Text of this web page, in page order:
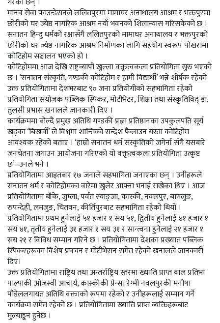
मानव सेवा फाउन्डेसनले ललितपुरमा मामाघर अनाथालय आश्रम र भक्तपुरमा
छोरीको घर ज्येष्ठ नागरिक आश्रम नयाँ भवनको शिलान्यास गरिसकेको छ ।
सनातन हिन्दु धर्मको रक्षासँगै ललितपुरको मामाघर अनाथालय र भक्तपुरको
छोरीको घर ज्येष्ठ नागरिक आश्रम निर्माणका लागि सहयोग स्वरूप पोखरामा
कोटिहोम सञ्चालन भएको हो ।
कोटिहोममा आज देखि राष्ट्रव्यापी खुल्ला वक्तृत्वकला प्रतियोगिता सुरु भएको
छ । ‘सनातन संस्कृति, गण्डकी कोटिहोम र हामी विद्यार्थी’ भन्ने शीर्षक रहेको
उक्त प्रतियोगितामा देशभरबाट ९० जना प्रतियोगीको सहभागिता रहेको
प्रतियोगिता संयोजक पब्लिक स्पिकर, मोटीभेटर, शिक्षा तथा संस्कृतिविद् डा.
तुलसी प्रभास खनालले जानकारी दिए ।
कार्यक्रममा बोल्दै प्रमुख अतिथि गण्डकी प्रज्ञा प्रतिष्ठानका उपकुलपति सूर्य
खड्का ‘बिखर्ची’ ले विश्वमा शान्तिको सन्देश फैलाउन यस्ता कोटिहोम
आवश्यक रहेको बताए । ‘हाम्रो सनातन धर्म संस्कृतिको जगेर्ना सँगै यसबारे
जनचेतना जगाउन आयोजना गरिएको यो वक्तृत्वकला प्रतियोगिता उत्कृष्ट
छ’–उनले भने ।
प्रतियोगितामा आइतबार १७ जनाले सहभागिता जनाएका छन् । उनीहरूले
सनातन धर्म र कोटिहोमका वारेमा खुलेर आफ्ना भनाई राखेका थिए । आज
प्रतियोगितामा बाँके, जुम्ला, पर्वत स्याङ्जा, कास्की, नवलपुर, बागलुङ,
रुपन्देही, लमजुङ, चितवन, कीर्तिपुरबाट सहभागिता रहेको थियो ।
प्रतियोगितामा प्रथम हुनेलाई ५१ हजार १ सय ५१, द्वितीय हुनेलाई ४१ हजार १
सय ४१, तृतीय हुनेलाई ३१ हजार १ सय ३१ र सान्त्वना हुनेलाई २१ हजार १
सय २१ र विविध सम्मान गरिने छ । प्रतियोगितामा देशका प्रख्यात पब्लिक
स्पिकरहरूका विशेष प्रवचन र मोटीभेसन समेत रहेको खनालले जानकारी
दिए।
उक्त प्रतियोगितामा राष्ट्रिय तथा अन्तर्राष्ट्रिय स्तरमा ख्याति प्राप्त वाल प्रतिभा
पाल्पाकी ओजस्वी आचार्य, कास्कीकी प्रेन्सा रेग्मी नवलपुरकी मनीषा
पौडेललगायत अतिथि वक्ताको रूपमा रहेको र उनीहरूलाई सम्मान गर्ने
कार्यक्रम समेत रहेको छ । प्रतियोगितामा ख्याति प्राप्त व्यक्तिहरूबाट
मुल्याड्ढन हुनेछ ।